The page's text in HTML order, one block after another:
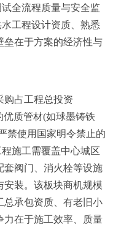
全流程质量与安全监
工程设计资质、熟悉
垒在于方案的经济性与
购占工程总投资
优质管材(如球墨铸铁
禁使用国家明令禁止的
施工需覆盖中心城区
套阀门、消火栓等设施
安装。该板块商机规模
总承包资质、有老旧小
力在于施工效率、质量